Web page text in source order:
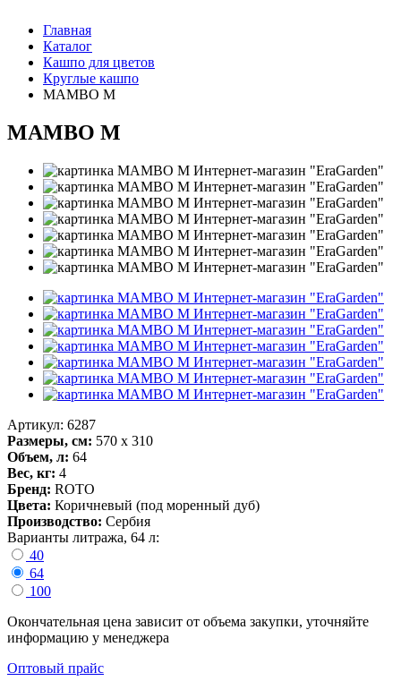
Главная
Каталог
Кашпо для цветов
Круглые кашпо
MAMBO M
MAMBO M
Артикул: 6287
Размеры, см: 570 x 310
Объем, л: 64
Вес, кг: 4
Бренд: ROTO
Цвета: Коричневый (под моренный дуб)
Производство: Сербия
Варианты литража, 64 л:
40
64
100
Окончательная цена зависит от объема закупки, уточняйте
информацию у менеджера
Оптовый прайс